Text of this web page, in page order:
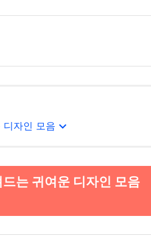
디자인 모음 expand_more
는 귀여운 디자인 모음